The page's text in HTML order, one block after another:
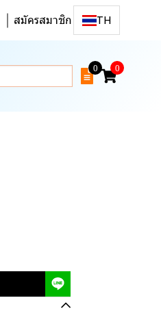
สมัครสมาชิก TH
0 0